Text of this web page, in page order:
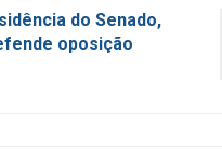
do Senado,
oposição